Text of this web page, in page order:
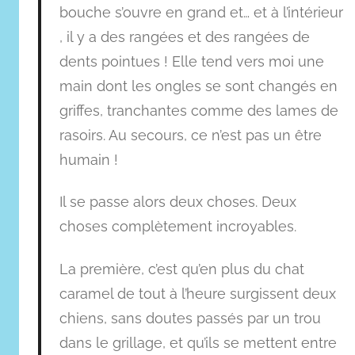
bouche s’ouvre en grand et… et à l’intérieur
, il y a des rangées et des rangées de
dents pointues ! Elle tend vers moi une
main dont les ongles se sont changés en
griffes, tranchantes comme des lames de
rasoirs. Au secours, ce n’est pas un être
humain !
Il se passe alors deux choses. Deux
choses complètement incroyables.
La première, c’est qu’en plus du chat
caramel de tout à l’heure surgissent deux
chiens, sans doutes passés par un trou
dans le grillage, et qu’ils se mettent entre